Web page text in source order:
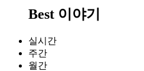
Best 이야기
실시간
주간
월간